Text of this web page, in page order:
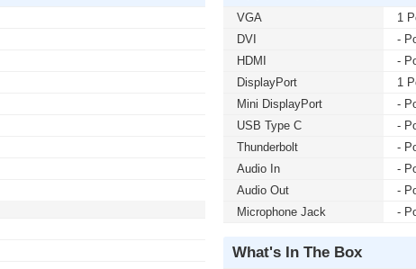
VGA
1
DVI
-
HDMI
-
DisplayPort
1
Mini DisplayPort
-
USB Type C
-
Thunderbolt
-
Audio In
-
Audio Out
-
Microphone Jack
-
What's In The Box